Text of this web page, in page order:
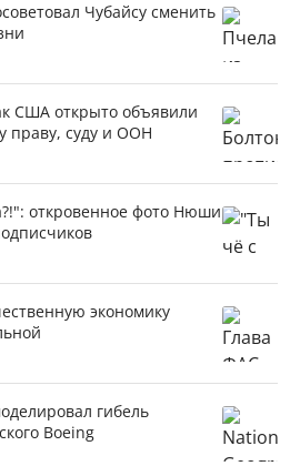
Чубайсу сменить
США открыто объявили
праву, суду и ООН
откровенное фото Нюши
экономику
гибель
Boeing